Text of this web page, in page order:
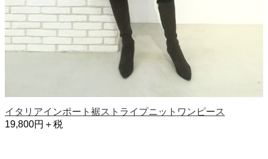
イタリアインポート裾ストライプニットワンピース
19,800円＋税